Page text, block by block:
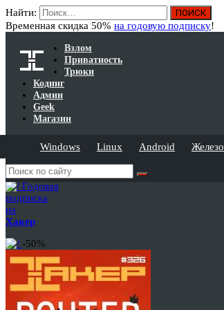
Найти:
Временная скидка 50% на годовую подписку!
Взлом
Приватность
Трюки
Кодинг
Админ
Geek
Магазин
Windows Linux Android Железо
Годовая
подписка
на
Хакер
-50%